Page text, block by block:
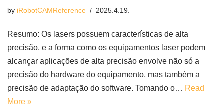
by iRobotCAMReference 2025.4.19.
Resumo: Os lasers possuem características de alta
precisão, e a forma como os equipamentos laser podem
alcançar aplicações de alta precisão envolve não só a
precisão do hardware do equipamento, mas também a
precisão de adaptação do software. Tomando o… Read
More »